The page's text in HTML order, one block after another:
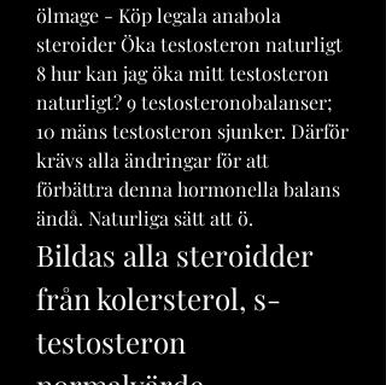
ölmage - Köp legala anabola
steroider Öka testosteron naturligt
8 hur kan jag öka mitt testosteron
naturligt? 9 testosteronobalanser;
10 mäns testosteron sjunker. Därför
krävs alla ändringar för att
förbättra denna hormonella balans
ändå. Naturliga sätt att ö.
Bildas alla steroidder
från kolersterol, s-
testosteron